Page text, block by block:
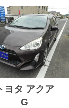
ヨタ アクア
G